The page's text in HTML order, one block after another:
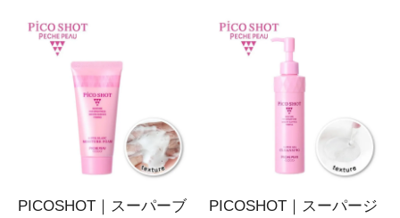
PICOSHOT｜スーパーブ
PICOSHOT｜スーパージ